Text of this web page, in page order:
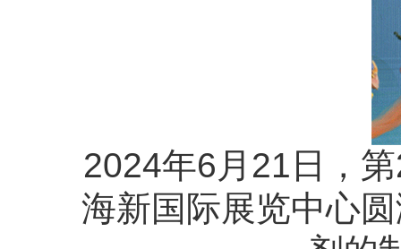
2024年6月21日，
海新国际展览中心